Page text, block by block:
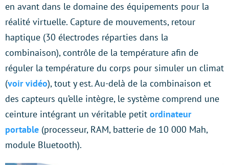
en avant dans le domaine des équipements pour la
réalité virtuelle. Capture de mouvements, retour
haptique (30 électrodes réparties dans la
combinaison), contrôle de la température afin de
réguler la température du corps pour simuler un climat
(voir vidéo), tout y est. Au-delà de la combinaison et
des capteurs qu’elle intègre, le système comprend une
ceinture intégrant un véritable petit ordinateur
portable (processeur, RAM, batterie de 10 000 Mah,
module Bluetooth).